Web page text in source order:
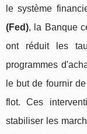
le système
(Fed), la Banque
ont réduit les
programmes
le but de fournir
flot. Ces
stabiliser les